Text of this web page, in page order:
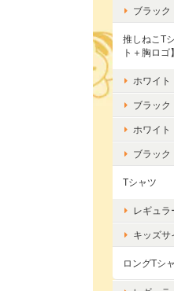
ブラック
推しねこT
ト＋胸ロゴ】
ホワイト
ブラック
ホワイト
ブラック
Tシャツ
レギュラ
キッズサ
ロングTシ